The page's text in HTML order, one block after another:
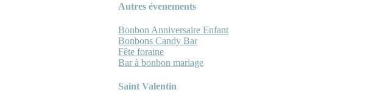
Autres évenements
Bonbon Anniversaire Enfant
Bonbons Candy Bar
Fête foraine
Bar à bonbon mariage
Saint Valentin